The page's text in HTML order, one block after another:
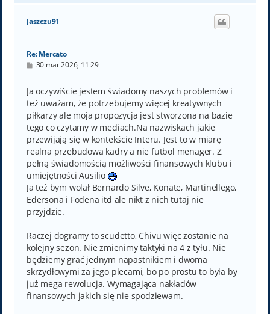
g
Jaszczu91
Re: Mercato
P
t
30 mar 2026, 11:29
Ja oczywiście jestem świadomy naszych problemów i
też uważam, że potrzebujemy więcej kreatywnych
piłkarzy ale moja propozycja jest stworzona na bazie
tego co czytamy w mediach.Na nazwiskach jakie
przewijają się w kontekście Interu. Jest to w miarę
realna przebudowa kadry a nie futbol menager. Z
pełną świadomością możliwości finansowych klubu i
umiejętności Ausilio
Ja też bym wolał Bernardo Silve, Konate, Martinellego,
Edersona i Fodena itd ale nikt z nich tutaj nie
przyjdzie.
Raczej dogramy to scudetto, Chivu więc zostanie na
kolejny sezon. Nie zmienimy taktyki na 4 z tyłu. Nie
będziemy grać jednym napastnikiem i dwoma
skrzydłowymi za jego plecami, bo po prostu to była by
już mega rewolucja. Wymagająca nakładów
finansowych jakich się nie spodziewam.